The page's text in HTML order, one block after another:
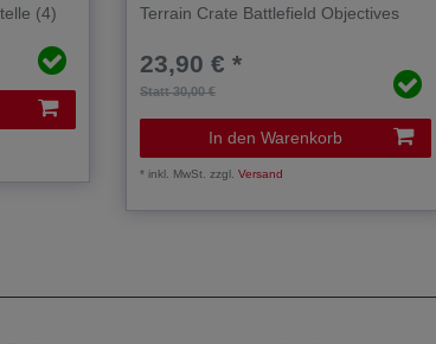
(4)
Terrain Crate Battlefield Objectives
Statt 30,00 €
23,90 € *
In den Warenkorb
*inkl. MwSt. zzgl.Versand